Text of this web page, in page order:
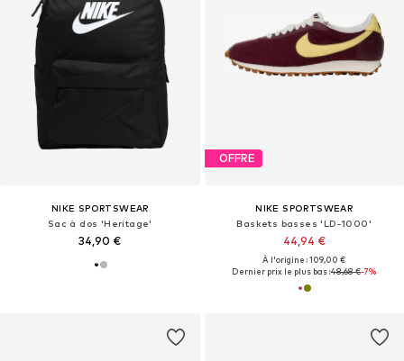
NIKE SPORTSWEAR
Sac à dos 'Heritage'
34,90 €
OFFRE
NIKE SPORTSWEAR
Baskets basses 'LD-1000'
44,94 €
À l'origine : 109,00 €
Dernier prix le plus bas :48,68 €-7%